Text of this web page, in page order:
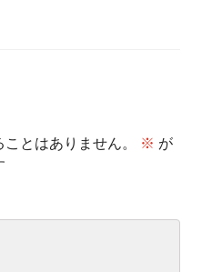
とはありません。 ※ が